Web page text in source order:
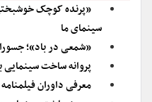
«پرنده کوچک
سینمای ما
«شمعی در باد»؛
پروانه ساخت سینمایی
معرفی داوران